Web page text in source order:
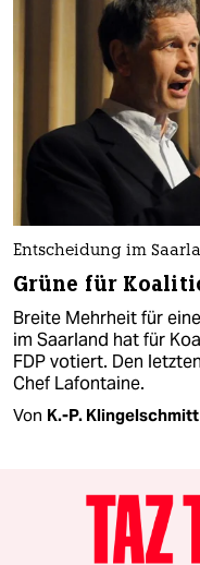
Entscheidung im
Grüne für
Breite Mehrheit für
im Saarland hat für
FDP votiert. Den
Chef Lafontaine.
Von K.-P. Klingelschmitt